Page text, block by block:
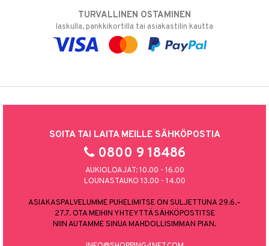
TURVALLINEN OSTAMINEN
laskulla, pankkikortilla tai asiakastilin kautta
SOITA TAI LAITA MEILLE SÄHKÖPOSTIA
0800 9 18486
AUKIOLOAJAT: 10.00 - 16.00
LOUNASTAUKO 13.00 - 14.00
ASIAKASPALVELUMME PUHELIMITSE ON SULJETTUNA 29.6.–
27.7. OTA MEIHIN YHTEYTTÄ SÄHKÖPOSTITSE
NIIN AUTAMME SINUA MAHDOLLISIMMAN PIAN.